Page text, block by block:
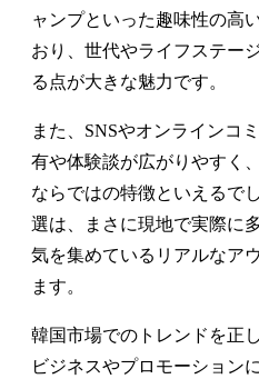
ャンプといった趣味性の高
おり、世代やライフステー
る点が大きな魅力です。
また、SNSやオンラインコ
有や体験談が広がりやすく
ならではの特徴といえるで
選は、まさに現地で実際に
気を集めているリアルなア
ます。
韓国市場でのトレンドを正
ビジネスやプロモーション